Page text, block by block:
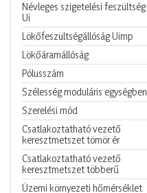
Névleges szigetelési feszültség
Ui
Lökőfeszültségállóság Uimp
Lökőáramállóság
Pólusszám
Szélesség moduláris egységben
Szerelési mód
Csatlakoztatható vezető
keresztmetszet tömör ér
Csatlakoztatható vezető
keresztmetszet többerű
Üzemi környezeti hőmérséklet